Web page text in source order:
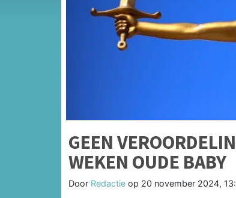
GEEN
WEKEN OUDE BABY
Door Redactie op 20 november 2024,